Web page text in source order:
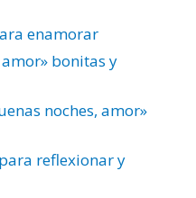
enamorar
bonitas y
noches, amor»
reflexionar y